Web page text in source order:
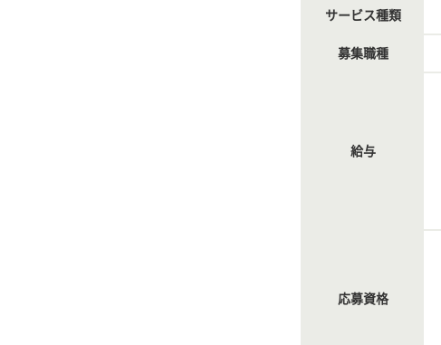
サービス種類
募集職種
給与
応募資格